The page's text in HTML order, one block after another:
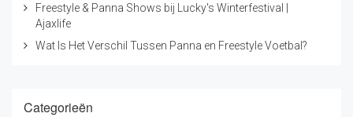
Freestyle & Panna Shows bij Lucky's Winterfestival |
Ajaxlife
Wat Is Het Verschil Tussen Panna en Freestyle Voetbal?
Categorieën